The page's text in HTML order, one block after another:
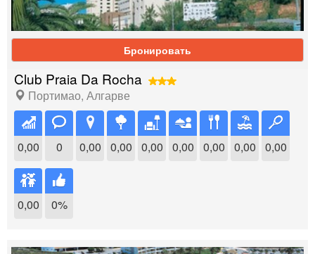
Бронировать
Club Praia Da Rocha
Портимао, Алгарве
0,00 0 0,00 0,00 0,00 0,00 0,00 0,00 0,00
0,00 0%